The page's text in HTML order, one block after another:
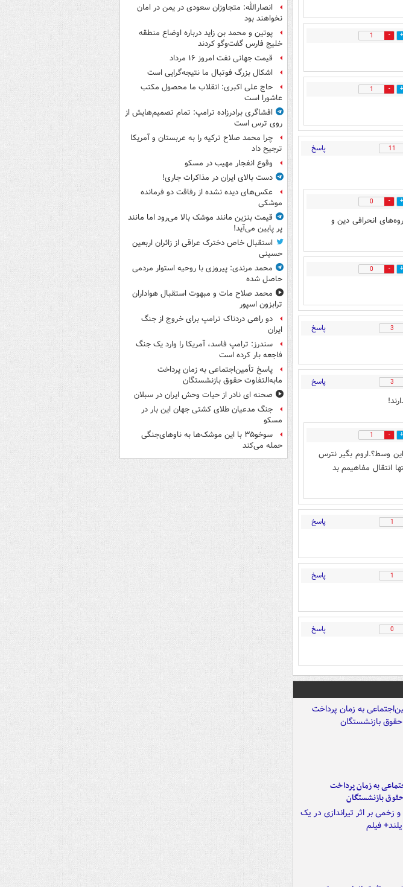
1
1
11 پاسخ
0
انحرافی دین و
0
3 پاسخ
3 پاسخ
1
میگی این وسط؟.اروم بگیر نترس
انتقال مفاهیمم بد
1 پاسخ
1 پاسخ
0 پاسخ
به زمان پرداخت
بازنشستگان
انصارالله: متجاوزان سعودی در یمن در امان
نخواهند بود
پوتین و محمد بن زاید درباره اوضاع منطقه
خلیج فارس گفت‌وگو کردند
قیمت جهانی نفت امروز ۱۶ مرداد
اشکال بزرگ فوتبال ما نتیجه‌گرایی است
حاج علی اکبری: انقلاب ما محصول مکتب
عاشورا است
افشاگری برادرزاده ترامپ: تمام تصمیم‌هایش از
روی ترس است
چرا محمد صلاح ترکیه را به عربستان و آمریکا
ترجیح داد
وقوع انفجار مهیب در مسکو
دست بالای ایران در مذاکرات جاری!
عکس‌های دیده نشده از رفاقت دو فرمانده‌
موشکی
قیمت بنزین مانند موشک بالا می‌رود اما مانند
پر پایین می‌آید!
استقبال خاص دخترک عراقی از زائران اربعین
حسینی
محمد مرندی: پیروزی با روحیه استوار مردمی
حاصل شده
محمد صلاح مات و مبهوت استقبال هواداران
ترابزون اسپور
دو راهی دردناک ترامپ برای خروج از جنگ
ایران
سندرز: ترامپ فاسد، آمریکا را وارد یک جنگ
فاجعه بار کرده است
پاسخ تأمین‌اجتماعی به زمان پرداخت
مابه‌التفاوت حقوق بازنشستگان
صحنه ای نادر از حیات وحش ایران در سبلان
جنگ مدعیان طلای کشتی جهان این بار در
مسکو
سوخو۳۵ با این موشک‌ها به ناوهای‌جنگی
حمله می‌کند